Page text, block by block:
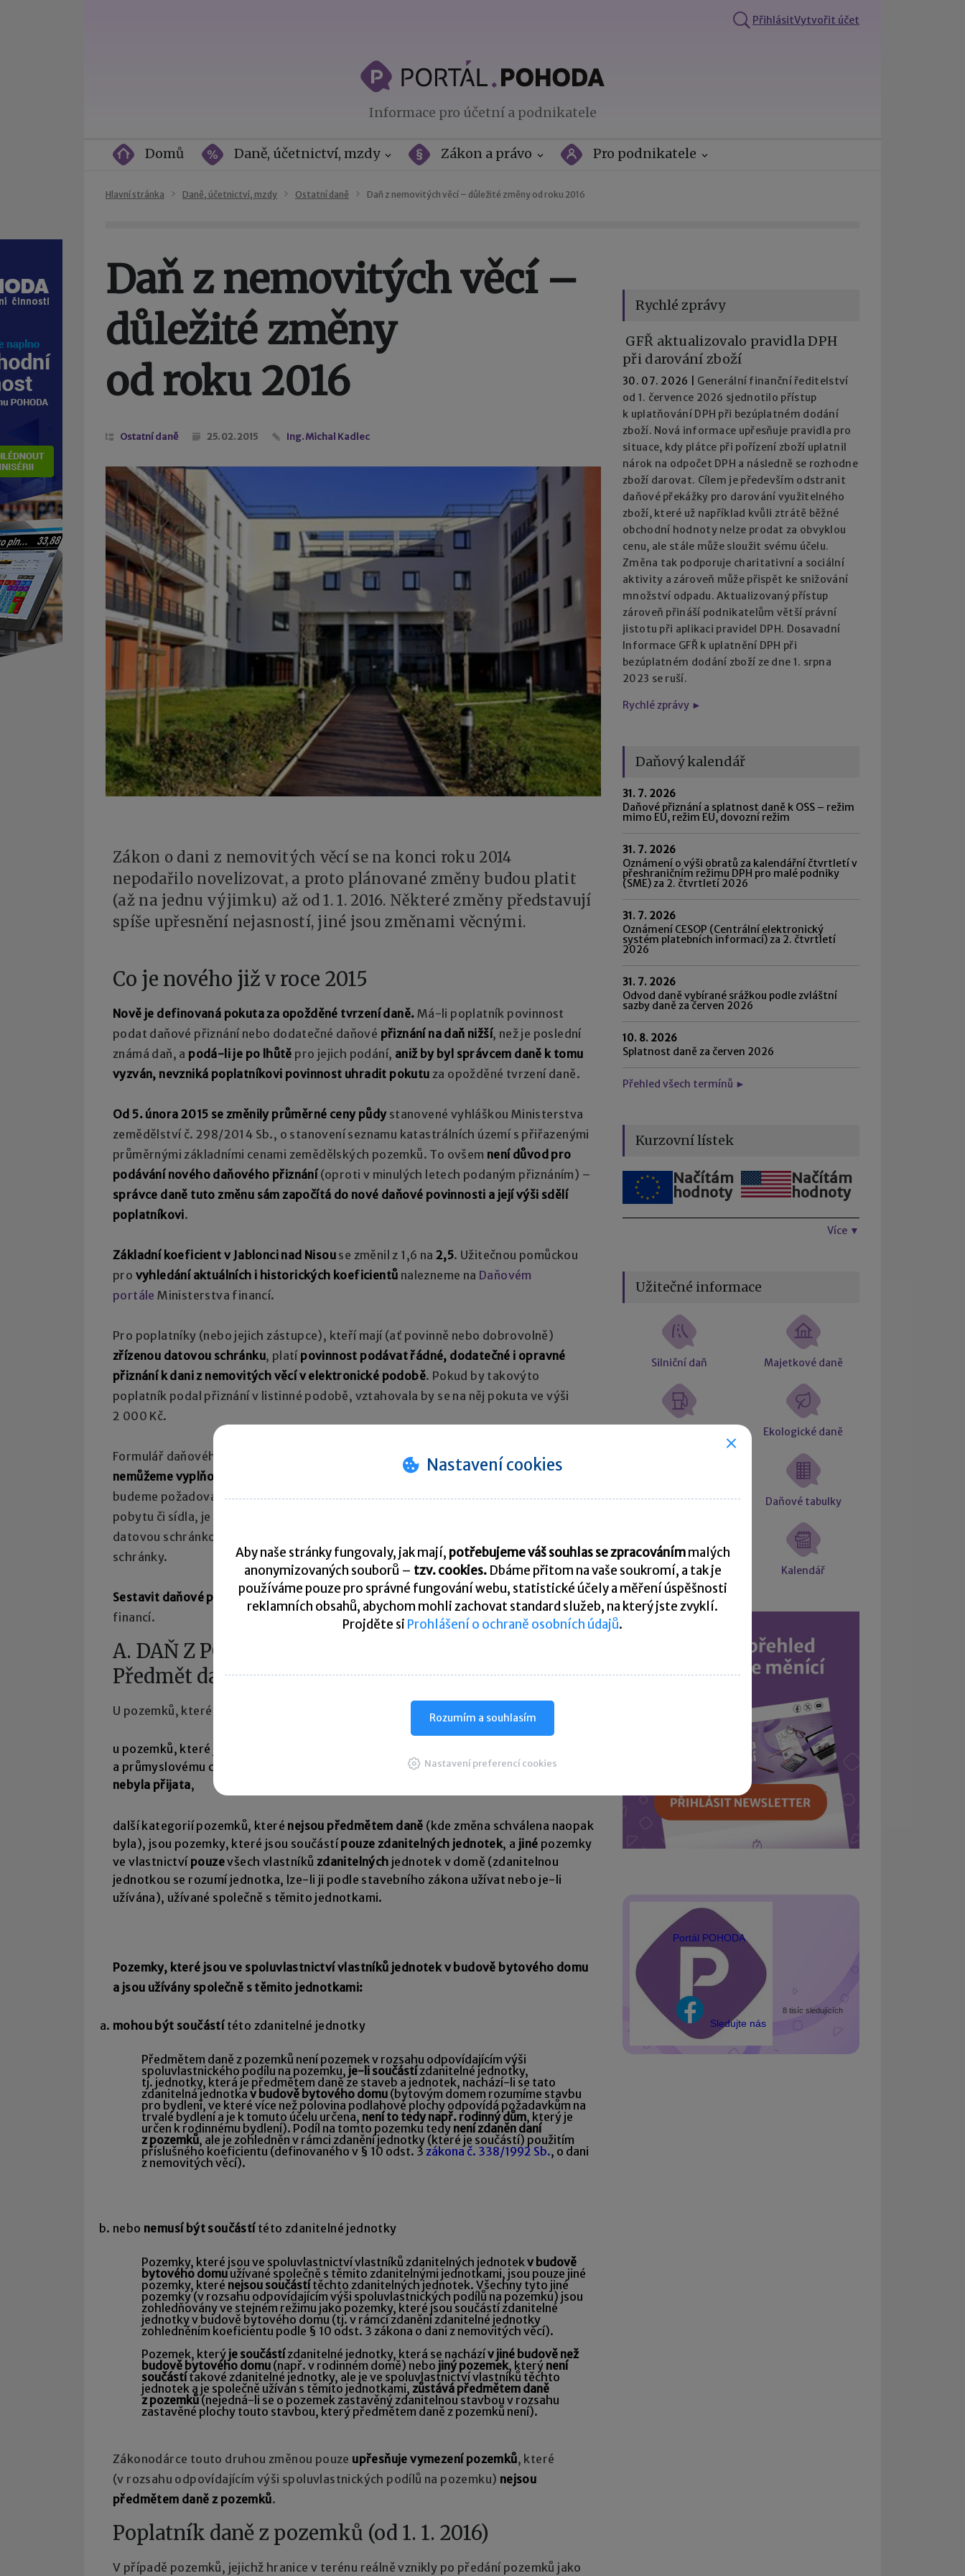
PřihlásitVytvořit účet
Informace pro účetní a podnikatele
Domů Daně, účetnictví, mzdy Zákon a právo Pro podnikatele
Hlavní stránka Daně, účetnictví, mzdy Ostatní daně Daň z nemovitých věcí – důležité změny od roku 2016
Daň z nemovitých věcí –
důležité změny
od roku 2016
Ostatní daně 25. 02. 2015 Ing. Michal Kadlec
Zákon o dani z nemovitých věcí se na konci roku 2014
nepodařilo novelizovat, a proto plánované změny budou platit
(až na jednu výjimku) až od 1. 1. 2016. Některé změny představují
spíše upřesnění nejasností, jiné jsou změnami věcnými.
Co je nového již v roce 2015
Nově je definovaná pokuta za opožděné tvrzení daně. Má-li poplatník povinnost
podat daňové přiznání nebo dodatečné daňové přiznání na daň nižší, než je poslední
známá daň, a podá-li je po lhůtě pro jejich podání, aniž by byl správcem daně k tomu
vyzván, nevzniká poplatníkovi povinnost uhradit pokutu za opožděné tvrzení daně.
Od 5. února 2015 se změnily průměrné ceny půdystanovené vyhláškou Ministerstva
zemědělství č. 298/2014 Sb., o stanovení seznamu katastrálních území s přiřazenými
průměrnými základními cenami zemědělských pozemků. To ovšem není důvod pro
podávání nového daňového přiznání(oproti v minulých letech podaným přiznáním) –
správce daně tuto změnu sám započítá do nové daňové povinnosti a její výši sdělí
poplatníkovi.
Základní koeficient v Jablonci nad Nisou se změnil z 1,6 na 2,5. Užitečnou pomůckou
pro vyhledání aktuálních i historických koeficientů nalezneme na Daňovém
portále Ministerstva financí.
Pro poplatníky (nebo jejich zástupce), kteří mají (ať povinně nebo dobrovolně)
zřízenou datovou schránku, platí povinnost podávat řádné, dodatečné i opravné
přiznání k dani z nemovitých věcí v elektronické podobě. Pokud by takovýto
poplatník podal přiznání v listinné podobě, vztahovala by se na něj pokuta ve výši
2 000 Kč.
Formulář daňového přiznání – použijeme – s tím, že od 1. 1. 2015 již
nemůžeme vyplňovat řádek č. 113
„Adresa pro doručování písemností“. Pokud
budeme požadovat doručování písemností na adresu odlišnou od adresy místa
pobytu či sídla, je nutné požádat správce daně samostatně. U poplatníků se zřízenou
datovou schránkou však budou písemnosti primárně zasílány do této datové
schránky.
Sestavit daňové přiznání v elektronické podobě lze na Daňovém portáleMinisterstva
financí.
A. DAŇ Z POZEMKŮ
Předmět daně z pozemků (od 1. 1. 2016)
U pozemků, které nejsou předmětem daně, mělo dojít ke dvěma změnám:
u pozemků, které jsou vodní plochou (s výjimkou rybníků sloužících k intenzivnímu
a průmyslovému chovu ryb), mělo dojít ke změně terminologie – tato změna nakonec
nebyla přijata,
další kategorií pozemků, které nejsou předmětem daně (kde změna schválena naopak
byla), jsou pozemky, které jsou součástí pouze zdanitelných jednotek, a jiné pozemky
ve vlastnictví pouzevšech vlastníků zdanitelných jednotek v domě (zdanitelnou
jednotkou se rozumí jednotka, lze-li ji podle stavebního zákona užívat nebo je-li
užívána), užívané společně s těmito jednotkami.
Pozemky, které jsou ve spoluvlastnictví vlastníků jednotek v budově bytového domu
a jsou užívány společně s těmito jednotkami:
mohou být součástítéto zdanitelné jednotky
Předmětem daně z pozemků není pozemek v rozsahu odpovídajícím výši
spoluvlastnického podílu na pozemku, je-li součástízdanitelné jednotky,
tj. jednotky, která je předmětem daně ze staveb a jednotek, nachází-li se tato
zdanitelná jednotka v budově bytového domu (bytovým domem rozumíme stavbu
pro bydlení, ve které více než polovina podlahové plochy odpovídá požadavkům na
trvalé bydlení a je k tomuto účelu určena, není to tedy např. rodinný dům, který je
určen k rodinnému bydlení). Podíl na tomto pozemku tedy není zdaněn daní
z pozemků, ale je zohledněn v rámci zdanění jednotky (které je součástí) použitím
příslušného koeficientu (definovaného v § 10 odst. 3 zákona č. 338/1992 Sb., o dani
z nemovitých věcí).
nebo nemusí být součástítéto zdanitelné jednotky
Pozemky, které jsou ve spoluvlastnictví vlastníků zdanitelných jednotek v budově
bytového domuužívané společně s těmito zdanitelnými jednotkami, jsou pouze jiné
pozemky, které nejsou součástítěchto zdanitelných jednotek. Všechny tyto jiné
pozemky (v rozsahu odpovídajícím výši spoluvlastnických podílů na pozemku) jsou
zohledňovány ve stejném režimu jako pozemky, které jsou součástí zdanitelné
jednotky v budově bytového domu (tj. v rámci zdanění zdanitelné jednotky
zohledněním koeficientu podle § 10 odst. 3 zákona o dani z nemovitých věcí).
Pozemek, který je součástízdanitelné jednotky, která se nacházív jiné budově než
budově bytového domu (např. v rodinném domě) nebo jiný pozemek, který není
součástítakové zdanitelné jednotky, ale je ve spoluvlastnictví vlastníků těchto
jednotek a je společně užíván s těmito jednotkami, zůstává předmětem daně
z pozemků(nejedná-li se o pozemek zastavěný zdanitelnou stavbou v rozsahu
zastavěné plochy touto stavbou, který předmětem daně z pozemků není).
Zákonodárce touto druhou změnou pouze upřesňuje vymezení pozemků, které
(v rozsahu odpovídajícím výši spoluvlastnických podílů na pozemku) nejsou
předmětem daně z pozemků.
Poplatník daně z pozemků (od 1. 1. 2016)
V případě pozemků, jejichž hranice v terénu reálně vznikly po předání pozemků jako
Rychlé zprávy
GFŘ aktualizovalo pravidla DPH
při darování zboží
30. 07. 2026
Generální finanční ředitelství
od 1. července 2026 sjednotilo přístup
k uplatňování DPH při bezúplatném dodání
zboží. Nová informace upřesňuje pravidla pro
situace, kdy plátce při pořízení zboží uplatnil
nárok na odpočet DPH a následně se rozhodne
zboží darovat. Cílem je především odstranit
daňové překážky pro darování využitelného
zboží, které už například kvůli ztrátě běžné
obchodní hodnoty nelze prodat za obvyklou
cenu, ale stále může sloužit svému účelu.
Změna tak podporuje charitativní a sociální
aktivity a zároveň může přispět ke snižování
množství odpadu. Aktualizovaný přístup
zároveň přináší podnikatelům větší právní
jistotu při aplikaci pravidel DPH. Dosavadní
Informace GFŘ k uplatnění DPH při
bezúplatném dodání zboží ze dne 1. srpna
2023 se ruší.
Rychlé zprávy ►
Daňový kalendář
31. 7. 2026
Daňové přiznání a splatnost daně k OSS – režim
mimo EU, režim EU, dovozní režim
31. 7. 2026
Oznámení o výši obratů za kalendářní čtvrtletí v
přeshraničním režimu DPH pro malé podniky
(SME) za 2. čtvrtletí 2026
31. 7. 2026
Oznámení CESOP (Centrální elektronický
systém platebních informací) za 2. čtvrtletí
2026
31. 7. 2026
Odvod daně vybírané srážkou podle zvláštní
sazby daně za červen 2026
10. 8. 2026
Splatnost daně za červen 2026
Přehled všech termínů ►
Kurzovní lístek
Načítám
hodnoty
Načítám
hodnoty
Více ▼
Užitečné informace
Silniční daň Majetkové daně
Ekologické daně
Daňový řád Daňové tabulky
Formuláře Kalendář
Portál POHODA
Sledujte nás
8 tisíc sledujících
Nastavení cookies
Aby naše stránky fungovaly, jak mají, potřebujeme váš souhlas se zpracovánímmalých
anonymizovaných souborů – tzv. cookies. Dbáme přitom na vaše soukromí, a tak je
používáme pouze pro správné fungování webu, statistické účely a měření úspěšnosti
reklamních obsahů, abychom mohli zachovat standard služeb, na který jste zvyklí.
Projděte si Prohlášení o ochraně osobních údajů.
Rozumím a souhlasím
Nastavení preferencí cookies